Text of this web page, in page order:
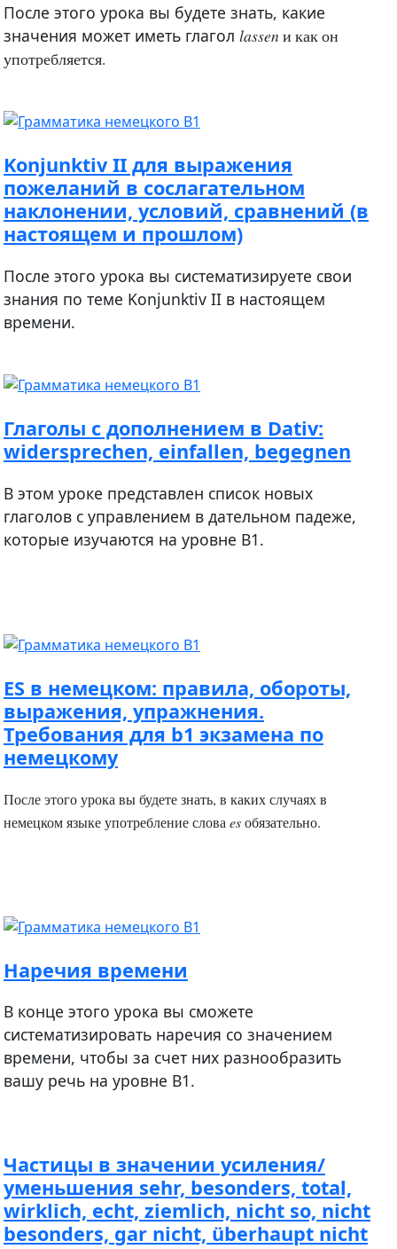
После этого урока вы будете знать, какие
значения может иметь глагол lassen и как он
употребляется.
Konjunktiv II для выражения
пожеланий в сослагательном
наклонении, условий, сравнений (в
настоящем и прошлом)
После этого урока вы систематизируете свои
знания по теме Konjunktiv II в настоящем
времени.
Глаголы с дополнением в Dativ:
widersprechen, einfallen, begegnen
В этом уроке представлен список новых
глаголов с управлением в дательном падеже,
которые изучаются на уровне В1.
ES в немецком: правила, обороты,
выражения, упражнения.
Требования для b1 экзамена по
немецкому
После этого урока вы будете знать, в каких случаях в
немецком языке употребление словаesобязательно.
Наречия времени
В конце этого урока вы сможете
систематизировать наречия со значением
времени, чтобы за счет них разнообразить
вашу речь на уровне B1.
Частицы в значении усиления/
уменьшения sehr, besonders, total,
wirklich, echt, ziemlich, nicht so, nicht
besonders, gar nicht, überhaupt nicht